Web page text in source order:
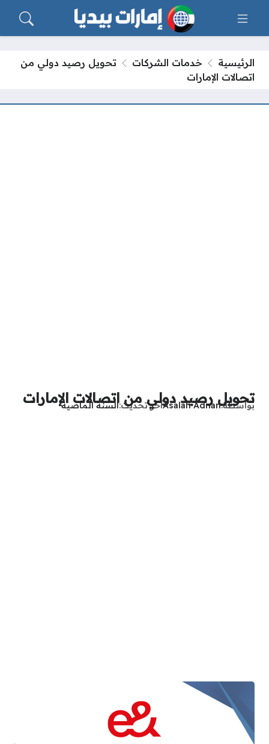
الرئيسية خدمات الشركات
تحويل رصيد دولي من
اتصالات الإمارات
تحويل رصيد دولي من اتصالات الإمارات
بواسطةAsalah Adnanآخر تحديث السنة الماضية